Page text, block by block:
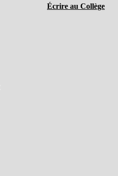
Écrire au Collège